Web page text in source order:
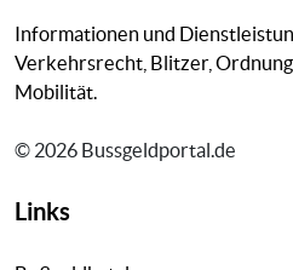
Informationen und
Verkehrsrecht, Blitzer,
Mobilität.
© 2026 Bussgeldportal.de
Links